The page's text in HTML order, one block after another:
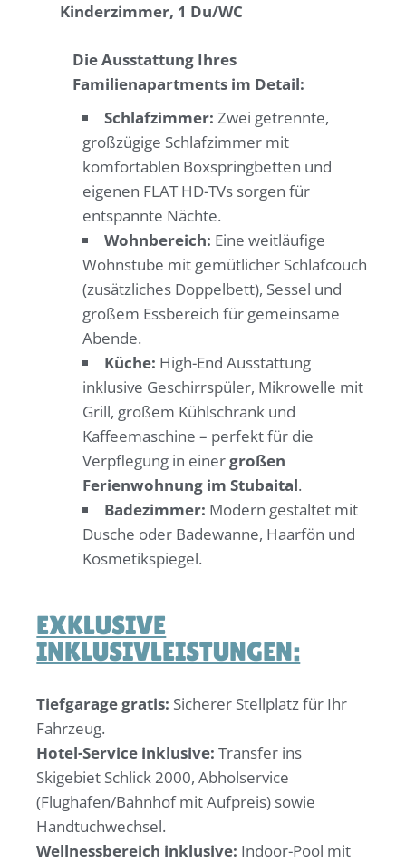
Kinderzimmer, 1 Du/WC
Die Ausstattung Ihres
Familienapartments im Detail:
Schlafzimmer: Zwei getrennte,
großzügige Schlafzimmer mit
komfortablen Boxspringbetten und
eigenen FLAT HD-TVs sorgen für
entspannte Nächte.
Wohnbereich: Eine weitläufige
Wohnstube mit gemütlicher Schlafcouch
(zusätzliches Doppelbett), Sessel und
großem Essbereich für gemeinsame
Abende.
Küche: High-End Ausstattung
inklusive Geschirrspüler, Mikrowelle mit
Grill, großem Kühlschrank und
Kaffeemaschine – perfekt für die
Verpflegung in einergroßen
Ferienwohnung im Stubaital.
Badezimmer: Modern gestaltet mit
Dusche oder Badewanne, Haarfön und
Kosmetikspiegel.
EXKLUSIVE
INKLUSIVLEISTUNGEN:
Tiefgarage gratis: Sicherer Stellplatz für Ihr
Fahrzeug.
Hotel-Service inklusive:Transfer ins
Skigebiet Schlick 2000, Abholservice
(Flughafen/Bahnhof mit Aufpreis) sowie
Handtuchwechsel.
Wellnessbereich inklusive: Indoor-Pool mit